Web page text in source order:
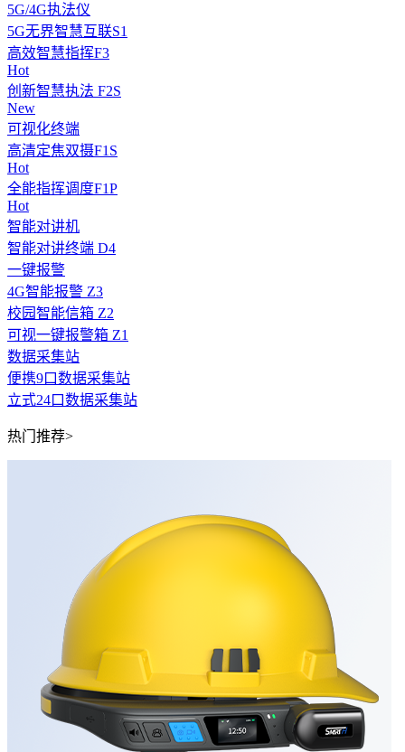
5G/4G执法仪
5G无界智慧互联S1
高效智慧指挥F3
Hot
创新智慧执法 F2S
New
可视化终端
高清定焦双摄F1S
Hot
全能指挥调度F1P
Hot
智能对讲机
智能对讲终端 D4
一键报警
4G智能报警 Z3
校园智能信箱 Z2
可视一键报警箱 Z1
数据采集站
便携9口数据采集站
立式24口数据采集站
热门推荐>